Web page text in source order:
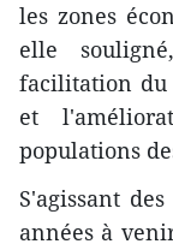
les zones
elle
facilitation du
et
populations
S'agissant
années à